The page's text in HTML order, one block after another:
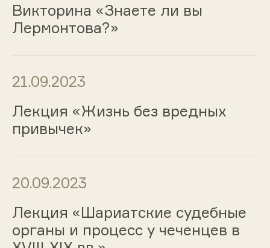
Викторина «Знаете ли вы
Лермонтова?»
21.09.2023
Лекция «Жизнь без вредных
привычек»
20.09.2023
Лекция «Шариатские судебные
органы и процесс у чеченцев в